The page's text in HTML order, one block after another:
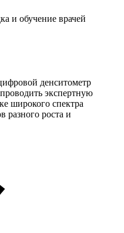
и обучение врачей
денситометр
экспертную
широкого спектра
разного роста и